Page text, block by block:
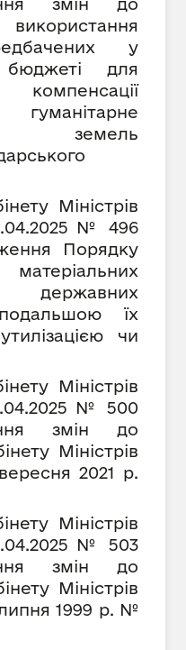
змін до
у
для
земель
Міністрів
№ 496
Порядку
державних
їх
чи
Міністрів
№ 500
змін до
Міністрів
2021 р.
Міністрів
№ 503
змін до
Міністрів
липня 1999 р. №